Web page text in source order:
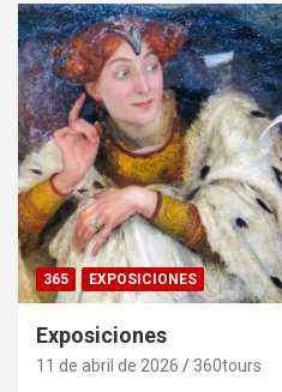
365 EXPOSICIONES
Exposiciones
11 de abril de 2026 360tours